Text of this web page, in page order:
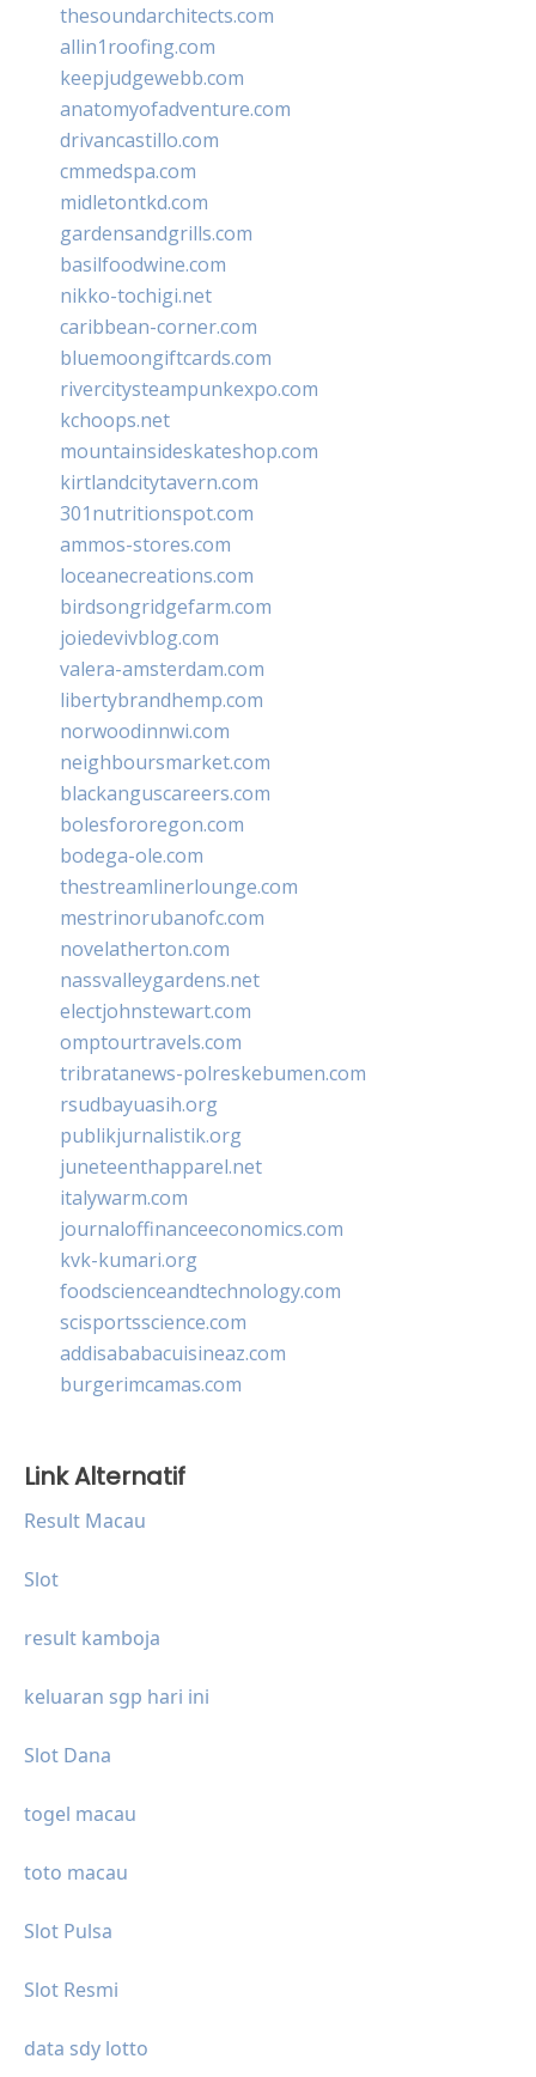
thesoundarchitects.com
allin1roofing.com
keepjudgewebb.com
anatomyofadventure.com
drivancastillo.com
cmmedspa.com
midletontkd.com
gardensandgrills.com
basilfoodwine.com
nikko-tochigi.net
caribbean-corner.com
bluemoongiftcards.com
rivercitysteampunkexpo.com
kchoops.net
mountainsideskateshop.com
kirtlandcitytavern.com
301nutritionspot.com
ammos-stores.com
loceanecreations.com
birdsongridgefarm.com
joiedevivblog.com
valera-amsterdam.com
libertybrandhemp.com
norwoodinnwi.com
neighboursmarket.com
blackanguscareers.com
bolesfororegon.com
bodega-ole.com
thestreamlinerlounge.com
mestrinorubanofc.com
novelatherton.com
nassvalleygardens.net
electjohnstewart.com
omptourtravels.com
tribratanews-polreskebumen.com
rsudbayuasih.org
publikjurnalistik.org
juneteenthapparel.net
italywarm.com
journaloffinanceeconomics.com
kvk-kumari.org
foodscienceandtechnology.com
scisportsscience.com
addisababacuisineaz.com
burgerimcamas.com
Link Alternatif
Result Macau
Slot
result kamboja
keluaran sgp hari ini
Slot Dana
togel macau
toto macau
Slot Pulsa
Slot Resmi
data sdy lotto